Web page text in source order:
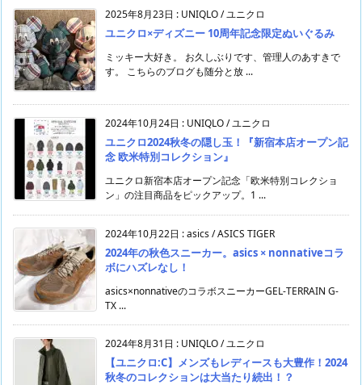
2025年8月23日 : UNIQLO / ユニクロ
ユニクロ×ディズニー 10周年記念限定ぬいぐるみ
ミッキー大好き。 お久しぶりです、管理人のあすきで
す。 こちらのブログも随分と放 ...
2024年10月24日 : UNIQLO / ユニクロ
ユニクロ2024秋冬の隠し玉！『新宿本店オープン記
念 欧米特別コレクション』
ユニクロ新宿本店オープン記念「欧米特別コレクショ
ン」の注目商品をピックアップ。1 ...
2024年10月22日 :asics / ASICS TIGER
2024年の秋色スニーカー。asics × nonnativeコラ
ボにハズレなし！
asics×nonnativeのコラボスニーカーGEL-TERRAIN G-
TX ...
2024年8月31日 : UNIQLO / ユニクロ
【ユニクロ:C】メンズもレディースも大豊作！2024
秋冬のコレクションは大当たり続出！？